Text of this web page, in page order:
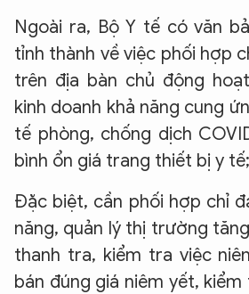
Ngoài ra, Bộ Y tế có văn
tỉnh thành về việc phối hợp
trên địa bàn chủ động
kinh doanh khả năng cung
tế phòng, chống dịch
bình ổn giá trang thiết bị y tế;
Đặc biệt, cần phối hợp chỉ
năng, quản lý thị trường
thanh tra, kiểm tra việc
bán đúng giá niêm yết,